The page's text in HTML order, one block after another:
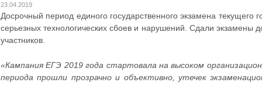
23.04.2019
Досрочный период единого государственного экзамена
серьезных технологических сбоев и нарушений. Сдали экзамены
участников.
«Кампания ЕГЭ 2019 года стартовала на высоком
периода прошли прозрачно и объективно, утечек